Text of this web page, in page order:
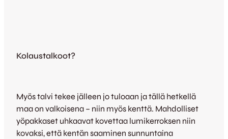
Kolaustalkoot?
Myös talvi tekee jälleen jo tuloaan ja tällä hetkellä
maa on valkoisena – niin myös kenttä. Mahdolliset
yöpakkaset uhkaavat kovettaa lumikerroksen niin
kovaksi, että kentän saaminen sunnuntaina